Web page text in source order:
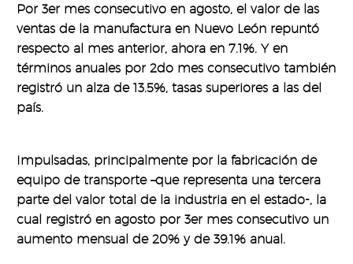
Por 3er mes consecutivo en agosto, el valor de las
ventas de la manufactura en Nuevo León repuntó
respecto al mes anterior, ahora en 7.1%. Y en
términos anuales por 2do mes consecutivo también
registró un alza de 13.5%, tasas superiores a las del
país.
Impulsadas, principalmente por la fabricación de
equipo de transporte –que representa una tercera
parte del valor total de la industria en el estado-, la
cual registró en agosto por 3er mes consecutivo un
aumento mensual de 20% y de 39.1% anual.